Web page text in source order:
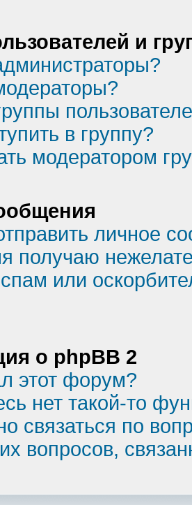
и
в группу?
модератором
личное
получаю
или
о phpBB 2
этот форум?
нет такой-то
связаться по
вопросов,